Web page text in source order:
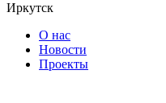
Иркутск
О нас
Новости
Проекты